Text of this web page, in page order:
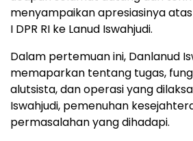
menyampaikan apresiasinya
I DPR RI ke Lanud Iswahjudi.
Dalam pertemuan ini, Danlanud
memaparkan tentang tugas,
alutsista, dan operasi yang
Iswahjudi, pemenuhan
permasalahan yang dihadapi.